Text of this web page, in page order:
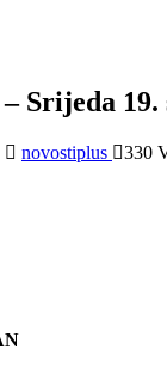
Srijeda 19.
novostiplus 330